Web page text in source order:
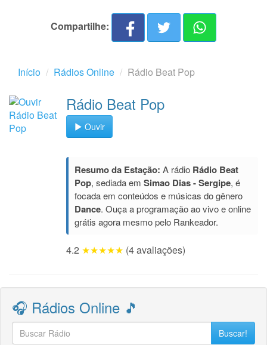
Compartilhe:
Início Rádios Online Rádio Beat Pop
Rádio Beat Pop
Ouvir
Resumo da Estação: A rádio Rádio Beat
Pop, sediada em Simao Dias - Sergipe, é
focada em conteúdos e músicas do gênero
Dance. Ouça a programação ao vivo e online
grátis agora mesmo pelo Rankeador.
4.2 ★★★★★ (4 avaliações)
🎧 Rádios Online 🎵
Buscar!